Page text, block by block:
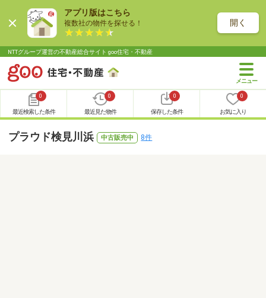
アプリ版はこちら
複数社の物件を探せる！ 開く
NTTグループ運営の不動産総合サイト goo住宅・不動産
0
最近検索した条件
0
最近見た物件
0
保存した条件
0
お気に入り
プラウド検見川浜 中古販売中 8件